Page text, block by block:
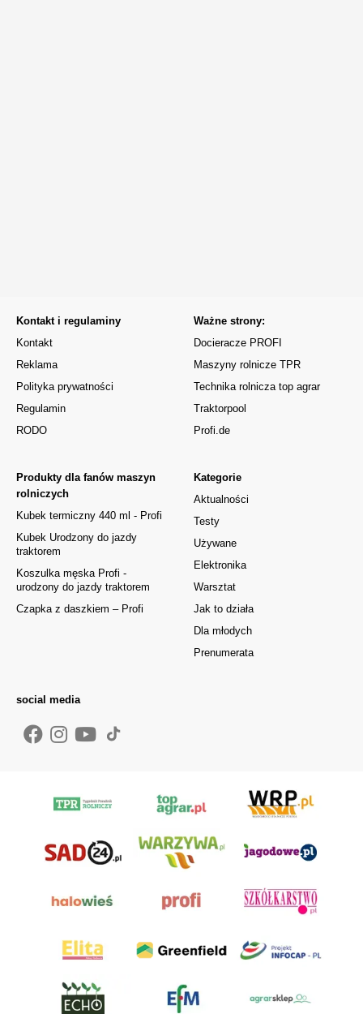
Kontakt i regulaminy
Kontakt
Reklama
Polityka prywatności
Regulamin
RODO
Kategorie
Aktualności
Testy
Używane
Elektronika
Warsztat
Jak to działa
Dla młodych
Prenumerata
Produkty dla fanów maszyn
rolniczych
Kubek termiczny 440 ml - Profi
Kubek Urodzony do jazdy
traktorem
Koszulka męska Profi -
urodzony do jazdy traktorem
Czapka z daszkiem – Profi
Ważne strony:
Docieracze PROFI
Maszyny rolnicze TPR
Technika rolnicza top agrar
Traktorpool
Profi.de
social media